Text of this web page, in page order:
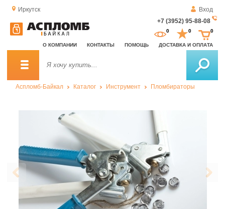
Иркутск
Вход
+7 (3952) 95-88-08
О КОМПАНИИ КОНТАКТЫ ПОМОЩЬ ДОСТАВКА И ОПЛАТА
0 0 0
Аспломб-Байкал Каталог Инструмент Пломбираторы